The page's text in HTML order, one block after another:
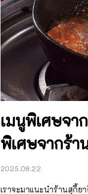
เมนูพิเศษจา
พิเศษจากร้า
2025.08.22
เราจะมาแนะนำร้านสุกี้